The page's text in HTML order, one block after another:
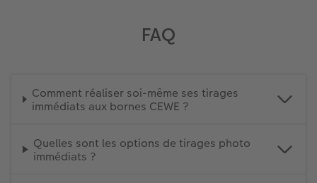
FAQ
Comment réaliser soi-même ses tirages
immédiats aux bornes CEWE ?
Quelles sont les options de tirages photo
immédiats ?